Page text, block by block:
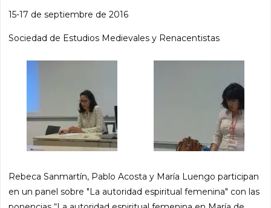
15-17 de septiembre de 2016
Sociedad de Estudios Medievales y Renacentistas
​Rebeca Sanmartín, Pablo Acosta y María Luengo participan
en un panel sobre "La autoridad espiritual femenina" con las